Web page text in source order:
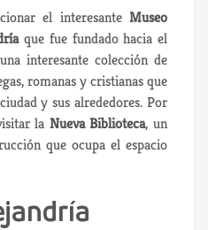
el interesante Museo
que fue fundado hacia el
interesante colección de
romanas y cristianas que
y sus alrededores. Por
la Nueva Biblioteca, un
que ocupa el espacio